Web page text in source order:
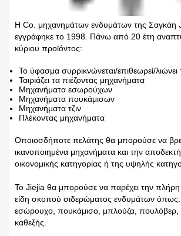
Η Co. μηχανημάτων ενδυμάτων της
εγγράφηκε το 1998. Πάνω από 20 έτη
κύριου προϊόντος:
Το ύφασμα συρρικνώνεται/επιθεωρεί/
Ταιριάζει τα πιέζοντας μηχανήματα
Μηχανήματα εσωρούχων
Μηχανήματα πουκάμισων
Μηχανήματα τζιν
Πλέκοντας μηχανήματα
Οποιοσδήποτε πελάτης θα μπορούσε να
ικανοποιημένα μηχανήματα και την
οικονομικής κατηγορίας ή της υψηλής
Το Jiejia θα μπορούσε να παρέχει την πλήρη
είδη σκοπού σιδερώματος ενδυμάτων όπως:
εσώρουχο, πουκάμισο, μπλούζα, πουλόβερ,
καθεξής.